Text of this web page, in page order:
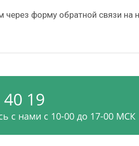
форму обратной связи на
19
с нами c 10-00 до 17-00 МСК